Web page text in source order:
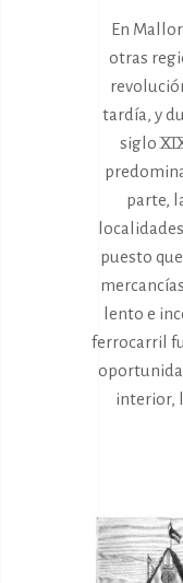
En
otras
tardía, y
siglo
parte,
puesto
lento e
ferrocarril
interior,